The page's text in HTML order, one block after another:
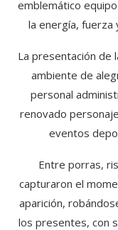
emblemático
la energía, fuerza
La presentación de
ambiente de
personal
renovado
eventos
Entre porras,
capturaron el
aparición,
los presentes, con